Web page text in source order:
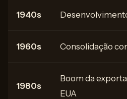
1940s
1960s Consolidação
1980s
Boom da
EUA